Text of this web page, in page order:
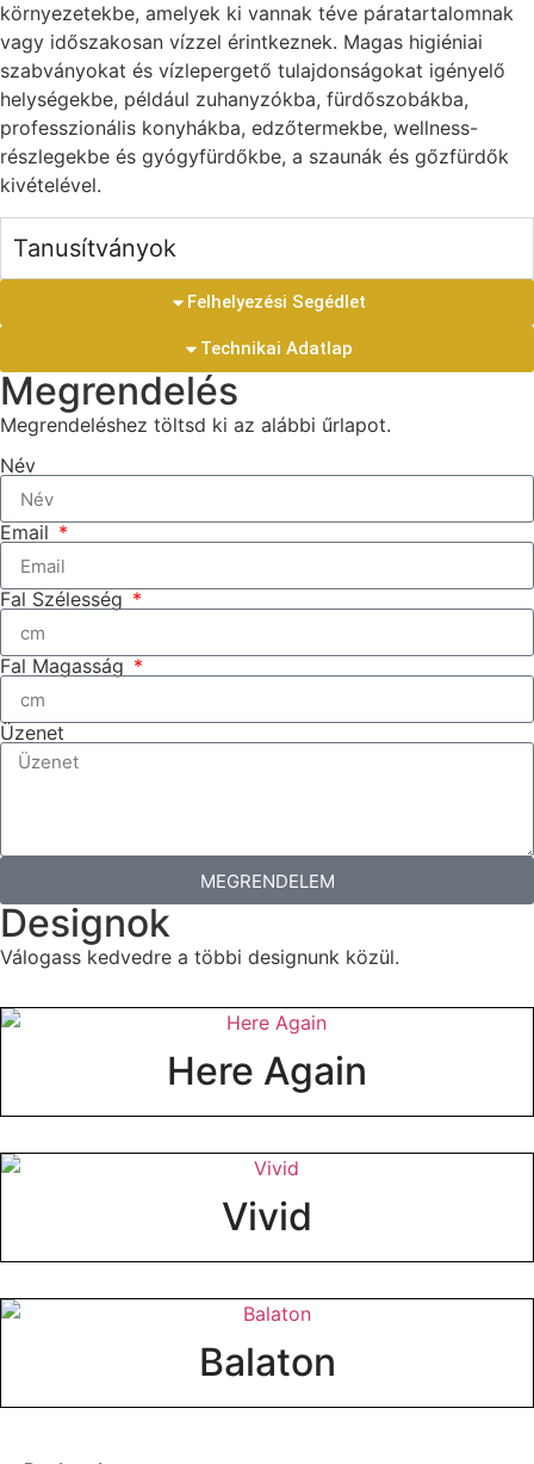
környezetekbe, amelyek ki vannak téve páratartalomnak
vagy időszakosan vízzel érintkeznek. Magas higiéniai
szabványokat és vízlepergető tulajdonságokat igényelő
helységekbe, például zuhanyzókba, fürdőszobákba,
professzionális konyhákba, edzőtermekbe, wellness-
részlegekbe és gyógyfürdőkbe, a szaunák és gőzfürdők
kivételével.
Tanusítványok
Felhelyezési Segédlet
Technikai Adatlap
Megrendelés
Megrendeléshez töltsd ki az alábbi űrlapot.
Név
Email
Fal Szélesség
Fal Magasság
Üzenet
MEGRENDELEM
Designok
Válogass kedvedre a többi designunk közül.
Here Again
Vivid
Balaton